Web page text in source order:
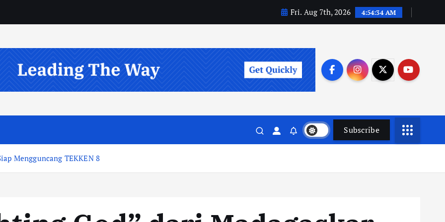
Fri. Aug 7th, 2026 4:54:35 AM
Subscribe
Mengguncang TEKKEN 8